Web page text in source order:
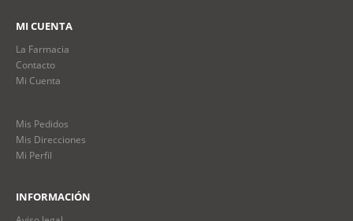
MI CUENTA
La Farmacia
Contacto
Mi Cuenta
Mis Pedidos
Mis Direcciones
Mi Perfil
INFORMACIÓN